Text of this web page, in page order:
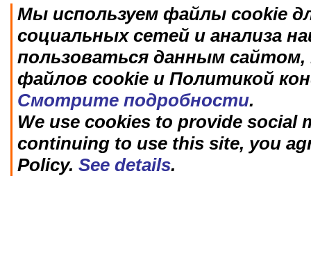
Мы используем файлы cookie
социальных сетей и анализа
пользоваться данным
файлов cookie и Политикой
Смотрите подробности.
We use cookies to provide social
continuing to use this site, you
Policy. See details.